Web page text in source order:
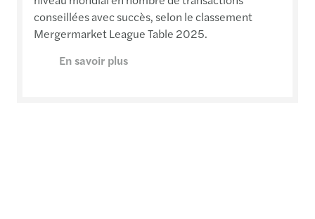
conseillées avec succès, selon le classement
Mergermarket League Table 2025.
En savoir plus